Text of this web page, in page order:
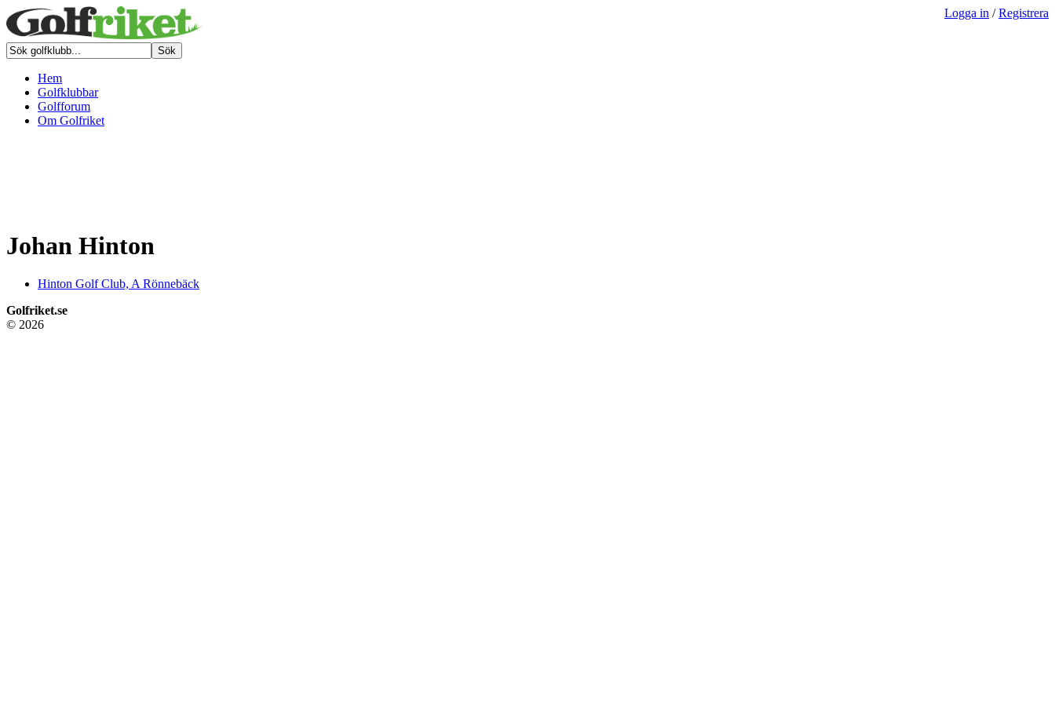
Logga in /Registrera
Hem
Golfklubbar
Golfforum
Om Golfriket
Johan Hinton
Hinton Golf Club, A Rönnebäck
Golfriket.se
© 2026